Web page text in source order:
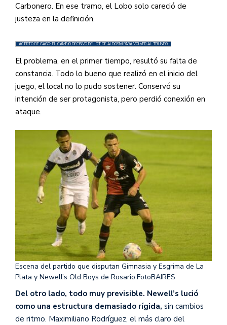
Carbonero. En ese tramo, el Lobo solo careció de
justeza en la definición.
ACIERTO DE GAGO: EL CAMBIO DECISIVO DEL DT DE ALDOSIVI PARA VOLVER AL TRIUNFO
El problema, en el primer tiempo, resultó su falta de
constancia. Todo lo bueno que realizó en el inicio del
juego, el local no lo pudo sostener. Conservó su
intención de ser protagonista, pero perdió conexión en
ataque.
Escena del partido que disputan Gimnasia y Esgrima de La
Plata y Newell’s Old Boys de Rosario.FotoBAIRES
Del otro lado, todo muy previsible. Newell’s lució
como una estructura demasiado rígida, sin cambios
de ritmo. Maximiliano Rodríguez, el más claro del